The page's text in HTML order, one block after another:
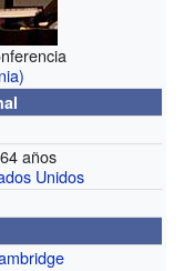
años
Unidos